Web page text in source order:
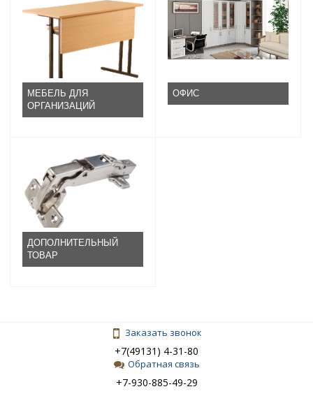
МЕБЕЛЬ ДЛЯ
ОРГАНИЗАЦИЙ
ОФИС
ДОПОЛНИТЕЛЬНЫЙ
ТОВАР
Заказать звонок
+7(49131) 4-31-80
Обратная связь
+7-930-885-49-29